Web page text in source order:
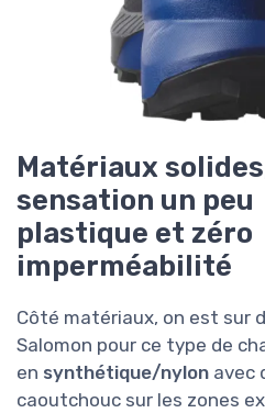
Matériaux
sensation un peu
plastique et zéro
imperméabilité
Côté matériaux, on est sur
Salomon pour ce type de
en synthétique/nylon avec
caoutchouc sur les zones